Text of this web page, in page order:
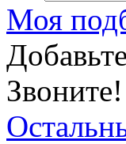
Моя
Звоните!